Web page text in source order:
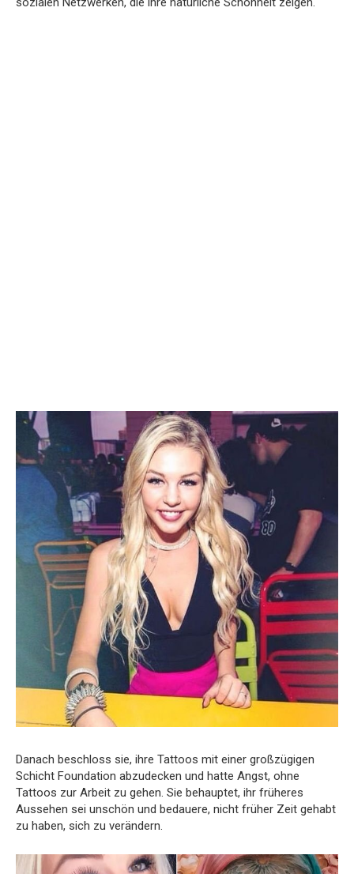
Danach beschloss sie, ihre Tattoos mit einer großzügigen
Schicht Foundation abzudecken und hatte Angst, ohne
Tattoos zur Arbeit zu gehen. Sie behauptet, ihr früheres
Aussehen sei unschön und bedauere, nicht früher Zeit gehabt
zu haben, sich zu verändern.